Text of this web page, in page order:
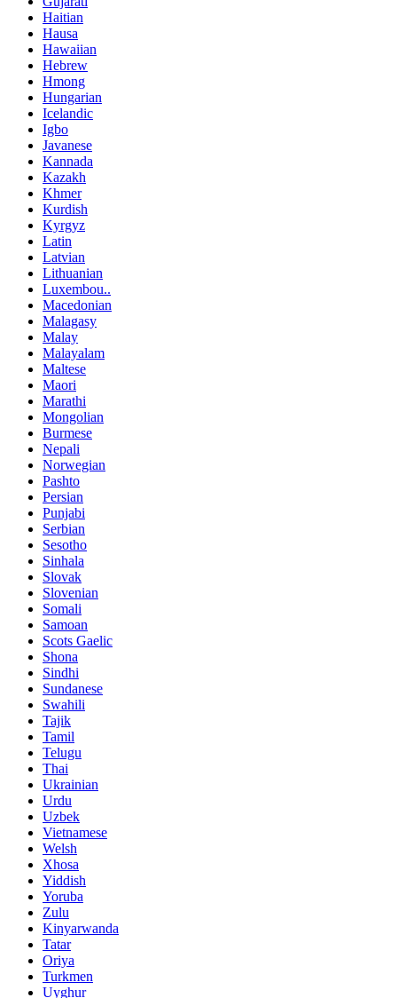
Haitian
Hausa
Hawaiian
Hebrew
Hmong
Hungarian
Icelandic
Igbo
Javanese
Kannada
Kazakh
Khmer
Kurdish
Kyrgyz
Latin
Latvian
Lithuanian
Luxembou..
Macedonian
Malagasy
Malay
Malayalam
Maltese
Maori
Marathi
Mongolian
Burmese
Nepali
Norwegian
Pashto
Persian
Punjabi
Serbian
Sesotho
Sinhala
Slovak
Slovenian
Somali
Samoan
Scots Gaelic
Shona
Sindhi
Sundanese
Swahili
Tajik
Tamil
Telugu
Thai
Ukrainian
Urdu
Uzbek
Vietnamese
Welsh
Xhosa
Yiddish
Yoruba
Zulu
Kinyarwanda
Tatar
Oriya
Turkmen
Uyghur